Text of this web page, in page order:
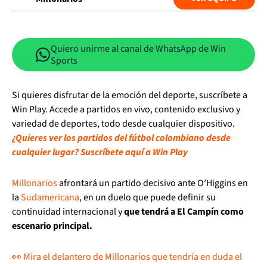
Quiero unirme al canal de WhatsApp de Win
Sports
Si quieres disfrutar de la emoción del deporte, suscríbete a
Win Play. Accede a partidos en vivo, contenido exclusivo y
variedad de deportes, todo desde cualquier dispositivo.
¿Quieres ver los partidos del fútbol colombiano desde
cualquier lugar? Suscríbete aquí a Win Play
Millonariosafrontará un partido decisivo ante O’Higgins en
laSudamericana, en un duelo que puede definir su
continuidad internacional yque tendrá a El Campín como
escenario principal.
👀 Mira el delantero de Millonarios que tendría en duda el